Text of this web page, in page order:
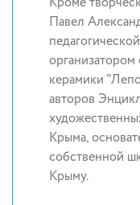
Павел
керамики
авторов
Крыма,
собственной
Крыму.